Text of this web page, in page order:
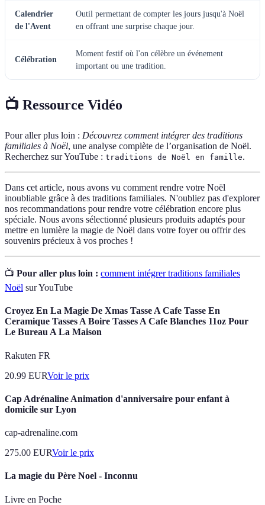
Calendrier
de l'Avent
Outil permettant de compter les jours jusqu'à Noël
en offrant une surprise chaque jour.
Célébration
Moment festif où l'on célèbre un événement
important ou une tradition.
📺 Ressource Vidéo
Pour aller plus loin : Découvrez comment intégrer des traditions
familiales à Noël, une analyse complète de l’organisation de Noël.
Recherchez sur YouTube : traditions de Noël en famille.
Dans cet article, nous avons vu comment rendre votre Noël
inoubliable grâce à des traditions familiales. N'oubliez pas d'explorer
nos recommandations pour rendre votre célébration encore plus
spéciale. Nous avons sélectionné plusieurs produits adaptés pour
mettre en lumière la magie de Noël dans votre foyer ou offrir des
souvenirs précieux à vos proches !
📺 Pour aller plus loin : comment intégrer traditions familiales
Noël sur YouTube
Croyez En La Magie De Xmas Tasse A Cafe Tasse En
Ceramique Tasses A Boire Tasses A Cafe Blanches 11oz Pour
Le Bureau A La Maison
Rakuten FR
20.99 EURVoir le prix
Cap Adrénaline Animation d'anniversaire pour enfant à
domicile sur Lyon
cap-adrenaline.com
275.00 EURVoir le prix
La magie du Père Noel - Inconnu
Livre en Poche